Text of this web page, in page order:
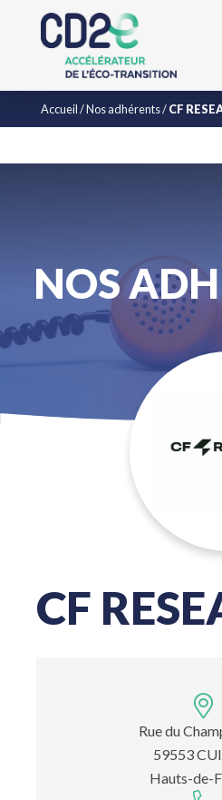
Accueil/Nos adhérents/CF
NOS
CF
Rue du
59553
Hauts-de-